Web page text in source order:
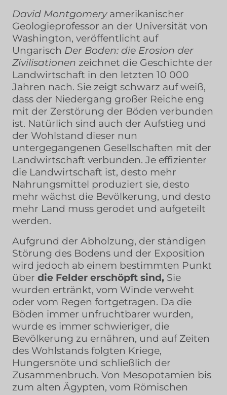
David Montgomeryamerikanischer
Geologieprofessor an der Universität von
Washington, veröffentlicht auf
Ungarisch Der Boden: die Erosion der
Zivilisationen zeichnet die Geschichte der
Landwirtschaft in den letzten 10 000
Jahren nach. Sie zeigt schwarz auf weiß,
dass der Niedergang großer Reiche eng
mit der Zerstörung der Böden verbunden
ist. Natürlich sind auch der Aufstieg und
der Wohlstand dieser nun
untergegangenen Gesellschaften mit der
Landwirtschaft verbunden. Je effizienter
die Landwirtschaft ist, desto mehr
Nahrungsmittel produziert sie, desto
mehr wächst die Bevölkerung, und desto
mehr Land muss gerodet und aufgeteilt
werden.
Aufgrund der Abholzung, der ständigen
Störung des Bodens und der Exposition
wird jedoch ab einem bestimmten Punkt
über die Felder erschöpft sind, Sie
wurden ertränkt, vom Winde verweht
oder vom Regen fortgetragen. Da die
Böden immer unfruchtbarer wurden,
wurde es immer schwieriger, die
Bevölkerung zu ernähren, und auf Zeiten
des Wohlstands folgten Kriege,
Hungersnöte und schließlich der
Zusammenbruch. Von Mesopotamien bis
zum alten Ägypten, vom Römischen